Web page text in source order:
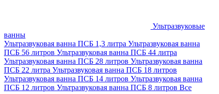
Ультразвуковые
ванны
Ультразвуковая ванна ПСБ 1,3 литра Ультразвуковая ванна
ПСБ 56 литров Ультразвуковая ванна ПСБ 44 литра
Ультразвуковая ванна ПСБ 28 литров Ультразвуковая ванна
ПСБ 22 литра Ультразвуковая ванна ПСБ 18 литров
Ультразвуковая ванна ПСБ 14 литров Ультразвуковая ванна
ПСБ 12 литров Ультразвуковая ванна ПСБ 8 литров Все